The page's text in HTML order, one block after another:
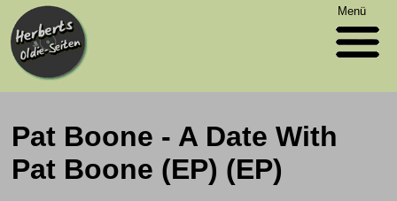
Menü
Pat Boone - A Date With
Pat Boone (EP) (EP)